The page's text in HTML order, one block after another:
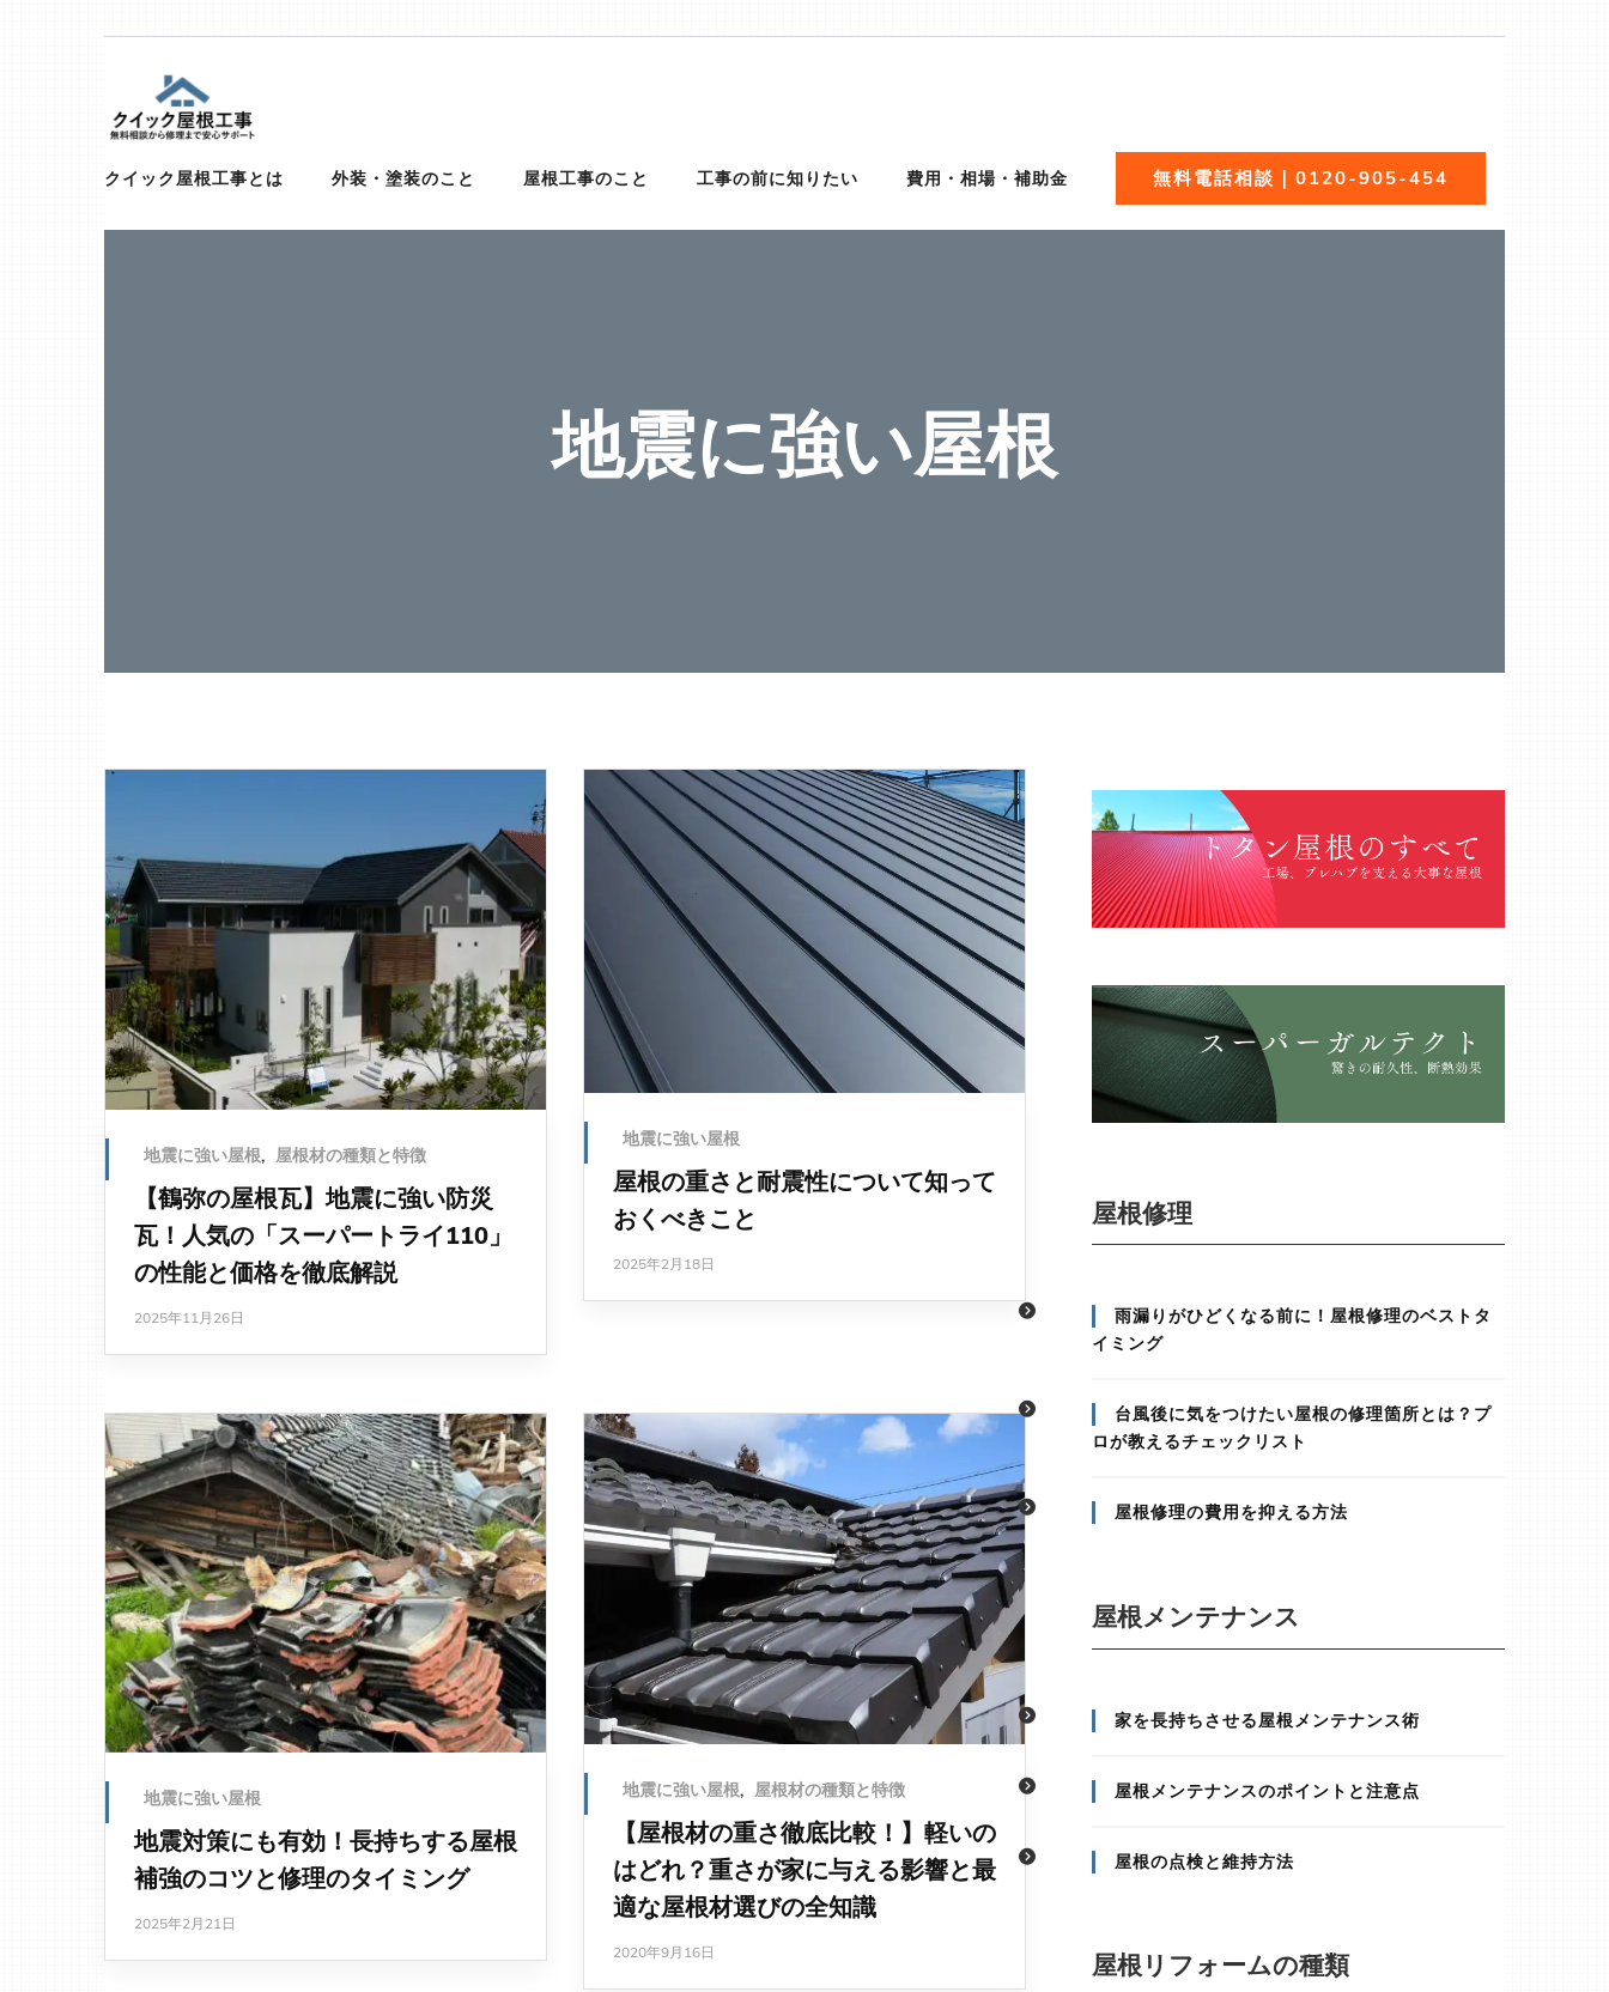
content
Enter)
屋根、外壁サイディング、雨漏りの修理は【クイック屋根工事】
トタン、コロニアル、ガルバリウムなど）での屋根の修理に対応可能！適正金額での修理・工事だから安心！
クイック屋根工事とは 外装・塗装のこと 屋根工事のこと 工事の前に知りたい 費用・相場・補助金 無料電話相談｜0120-905-454
地震に強い屋根
地震に強い屋根, 屋根材の種類と特徴
【鶴弥の屋根瓦】地震に強い防災
瓦！人気の「スーパートライ110」
の性能と価格を徹底解説
2025年11月26日
地震に強い屋根
屋根の重さと耐震性について知って
おくべきこと
2025年2月18日
地震に強い屋根
地震対策にも有効！長持ちする屋根
補強のコツと修理のタイミング
2025年2月21日
地震に強い屋根, 屋根材の種類と特徴
【屋根材の重さ徹底比較！】軽いの
はどれ？重さが家に与える影響と最
適な屋根材選びの全知識
2020年9月16日
屋根修理
雨漏りがひどくなる前に！屋根修理のベストタ
イミング
台風後に気をつけたい屋根の修理箇所とは？プ
ロが教えるチェックリスト
屋根修理の費用を抑える方法
屋根メンテナンス
家を長持ちさせる屋根メンテナンス術
屋根メンテナンスのポイントと注意点
屋根の点検と維持方法
屋根リフォームの種類